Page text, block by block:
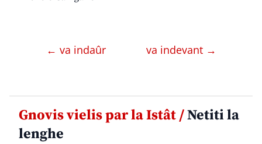
← va indaûr va indevant →
Gnovis vielis par la Istât /Netiti la
lenghe